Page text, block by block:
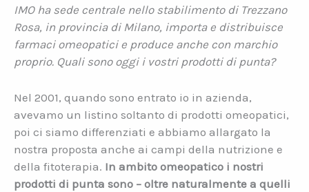
IMO ha sede centrale nello stabilimento di Trezzano
Rosa, in provincia di Milano, importa e distribuisce
farmaci omeopatici e produce anche con marchio
proprio. Quali sono oggi i vostri prodotti di punta?
Nel 2001, quando sono entrato io in azienda,
avevamo un listino soltanto di prodotti omeopatici,
poi ci siamo differenziati e abbiamo allargato la
nostra proposta anche ai campi della nutrizione e
della fitoterapia. In ambito omeopatico i nostri
prodotti di punta sono – oltre naturalmente a quelli